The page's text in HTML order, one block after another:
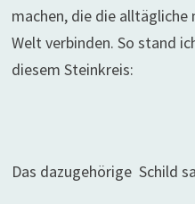
machen, die die
Welt verbinden. So stand
diesem Steinkreis:
Das dazugehörige Schild